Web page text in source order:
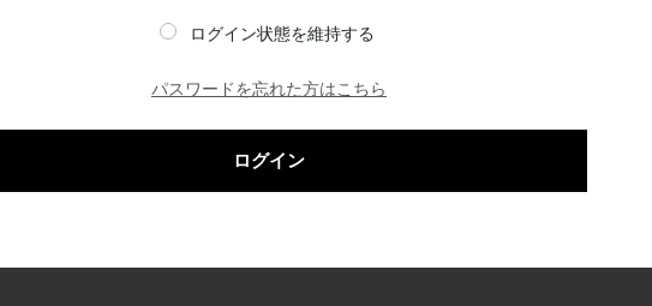
ログイン状態を維持する
パスワードを忘れた方はこちら
ログイン